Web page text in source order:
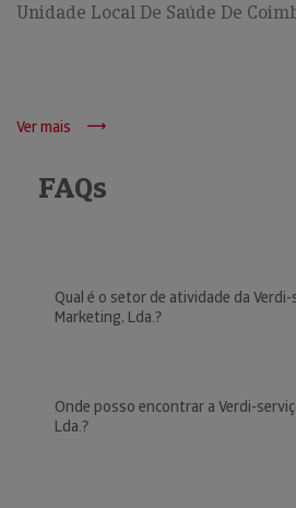
Unidade Local De Saúde De
Ver mais
FAQs
Qual é o setor de atividade da Verdi-
Marketing, Lda.?
Onde posso encontrar a Verdi-
Lda.?